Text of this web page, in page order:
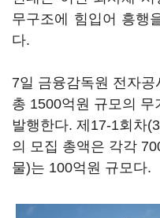
무구조에 힘입어 흥행
다.
7일 금융감독원 전자
총 1500억원 규모의
발행한다. 제17-1회차
의 모집 총액은 각각
물)는 100억원 규모다.